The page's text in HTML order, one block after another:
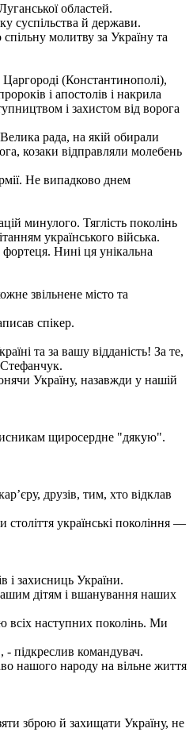
областей.
суспільства й держави.
молитву за Україну та
(Константинополі),
i апостолiв і накрила
і захистом від ворога
рада, на якій обирали
козаки відправляли молебень
Не випадково днем
минулого. Тяглість поколінь
українського війська.
Нині ця унікальна
звільнене місто та
спікер.
та за вашу відданість! За те,
Україну, назавжди у нашій
щиросердне "дякую".
друзів, тим, хто відклав
українські покоління —
і захисниць України.
дітям і вшанування наших
всіх наступних поколінь. Ми
- підкреслив командувач.
нашого народу на вільне життя
зброю й захищати Україну, не